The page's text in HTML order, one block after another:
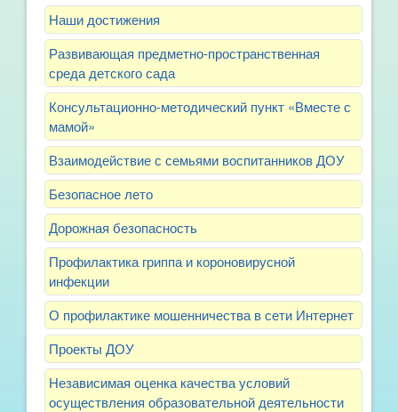
Наши достижения
Развивающая предметно-пространственная
среда детского сада
Консультационно-методический пункт «Вместе с
мамой»
Взаимодействие с семьями воспитанников ДОУ
Безопасное лето
Дорожная безопасность
Профилактика гриппа и короновирусной
инфекции
О профилактике мошенничества в сети Интернет
Проекты ДОУ
Независимая оценка качества условий
осуществления образовательной деятельности